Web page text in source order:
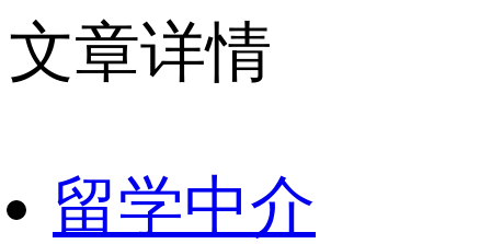
文章详情
留学中介